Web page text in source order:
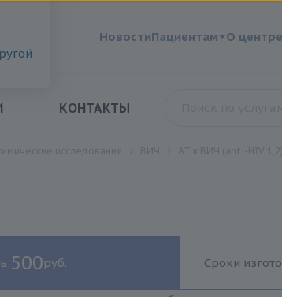
НовостиПациентам О центре
КОНТАКТЫ
500руб. Сроки